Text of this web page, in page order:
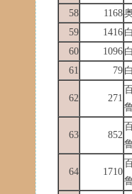
58
1168
59
1416
60
1096
61
79
62 271
63 852
64 1710